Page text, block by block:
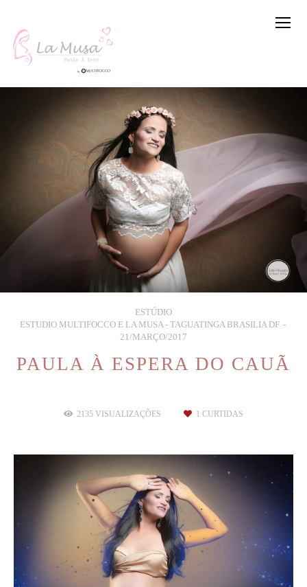
ESTÚDIO
ESTUDIO MULTIFOCCO E LA MUSA - TAGUATINGA BRASILIA DF
21/MARÇO/2017
PAULA À ESPERA DO CAUÃ
2135 VISUALIZAÇÕES 1 CURTIDAS